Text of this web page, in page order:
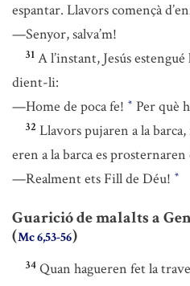
espantar. Llavors començà
—Senyor, salva’m!
31 A l’instant, Jesús
dient-li:
—Home de poca fe! * Per què
32 Llavors pujaren a la
eren a la barca es
—Realment ets Fill de Déu! *
Guarició de malalts a
(Mc 6,53-56)
34 Quan hagueren fet la